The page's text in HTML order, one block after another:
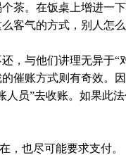
茶。在饭桌上增进一
客气的方式，别人怎
，与他们讲理无异于“
催账方式则有奇效。
人员”去收账。如果此
，也尽可能要求支付。